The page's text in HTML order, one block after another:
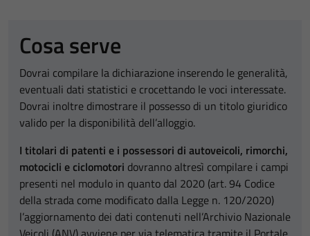
Cosa serve
Dovrai compilare la dichiarazione inserendo le generalità,
eventuali dati statistici e crocettando le voci interessate.
Dovrai inoltre dimostrare il possesso di un titolo giuridico
valido per la disponibilità dell’alloggio.
I titolari di patenti e i possessori di autoveicoli, rimorchi,
motocicli e ciclomotori dovranno altresì compilare i campi
presenti nel modulo in quanto dal 2020 (art. 94 Codice
della strada come modificato dalla Legge n. 120/2020)
l’aggiornamento dei dati contenuti nell’Archivio Nazionale